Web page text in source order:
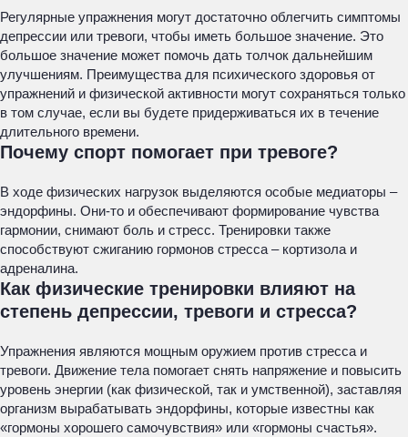
Регулярные упражнения могут достаточно облегчить симптомы
депрессии или тревоги, чтобы иметь большое значение. Это
большое значение может помочь дать толчок дальнейшим
улучшениям. Преимущества для психического здоровья от
упражнений и физической активности могут сохраняться только
в том случае, если вы будете придерживаться их в течение
длительного времени.
Почему спорт помогает при тревоге?
В ходе физических нагрузок выделяются особые медиаторы –
эндорфины. Они-то и обеспечивают формирование чувства
гармонии, снимают боль и стресс. Тренировки также
способствуют сжиганию гормонов стресса – кортизола и
адреналина.
Как физические тренировки влияют на
степень депрессии, тревоги и стресса?
Упражнения являются мощным оружием против стресса и
тревоги. Движение тела помогает снять напряжение и повысить
уровень энергии (как физической, так и умственной), заставляя
организм вырабатывать эндорфины, которые известны как
«гормоны хорошего самочувствия» или «гормоны счастья».